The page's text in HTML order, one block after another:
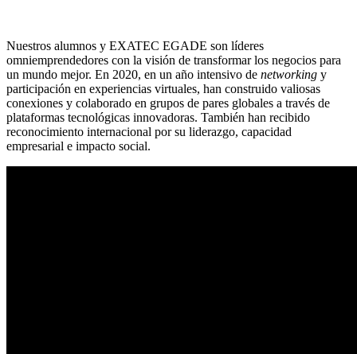
Nuestros alumnos y EXATEC EGADE son líderes
omniemprendedores con la visión de transformar los negocios para
un mundo mejor. En 2020, en un año intensivo de networking y
participación en experiencias virtuales, han construido valiosas
conexiones y colaborado en grupos de pares globales a través de
plataformas tecnológicas innovadoras. También han recibido
reconocimiento internacional por su liderazgo, capacidad
empresarial e impacto social.